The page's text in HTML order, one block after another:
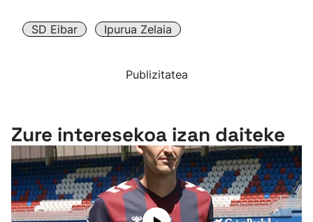
SD Eibar Ipurua Zelaia
Publizitatea
Zure interesekoa izan daiteke